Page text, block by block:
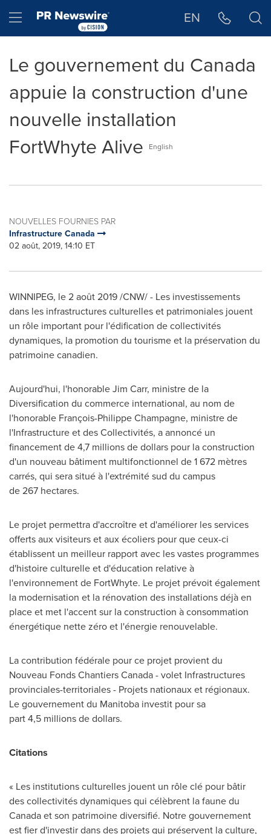
Hamburger menu EN
Le gouvernement du Canada
appuie la construction d'une
nouvelle installation
FortWhyte Alive
English
NOUVELLES FOURNIES PAR
Infrastructure Canada
02 août, 2019, 14:10 ET
WINNIPEG, le 2 août 2019 /CNW/ - Les investissements
dans les infrastructures culturelles et patrimoniales jouent
un rôle important pour l'édification de collectivités
dynamiques, la promotion du tourisme et la préservation du
patrimoine canadien.
Aujourd'hui, l'honorable Jim Carr, ministre de la
Diversification du commerce international, au nom de
l'honorable François-Philippe Champagne, ministre de
l'Infrastructure et des Collectivités, a annoncé un
financement de 4,7 millions de dollars pour la construction
d'un nouveau bâtiment multifonctionnel de 1 672 mètres
carrés, qui sera situé à l'extrémité sud du campus
de 267 hectares.
Le projet permettra d'accroître et d'améliorer les services
offerts aux visiteurs et aux écoliers pour que ceux-ci
établissent un meilleur rapport avec les vastes programmes
d'histoire culturelle et d'éducation relative à
l'environnement de FortWhyte. Le projet prévoit également
la modernisation et la rénovation des installations déjà en
place et met l'accent sur la construction à consommation
énergétique nette zéro et l'énergie renouvelable.
La contribution fédérale pour ce projet provient du
Nouveau Fonds Chantiers Canada - volet Infrastructures
provinciales-territoriales - Projets nationaux et régionaux.
Le gouvernement du Manitoba investit pour sa
part 4,5 millions de dollars.
Citations
« Les institutions culturelles jouent un rôle clé pour bâtir
des collectivités dynamiques qui célèbrent la faune du
Canadaet son patrimoine diversifié. Notre gouvernement
est fier d'investir dans des projets qui préservent la culture,